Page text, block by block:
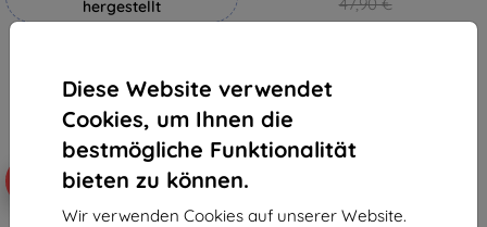
Diese Website verwendet
Cookies, um Ihnen die
bestmögliche Funktionalität
bieten zu können.
Wir verwenden Cookies auf unserer Website.
hergestellt
Auf Lager 4 Stk.
43,11 €